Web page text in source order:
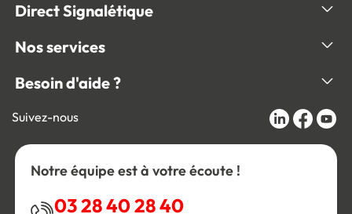
Direct Signalétique
Nos services
Besoin d'aide ?
Suivez-nous
Notre équipe est à votre écoute !
03 28 40 28 40